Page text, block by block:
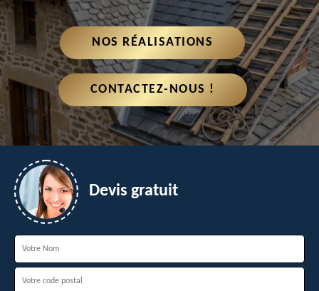
NOS RÉALISATIONS
CONTACTEZ-NOUS !
Devis gratuit